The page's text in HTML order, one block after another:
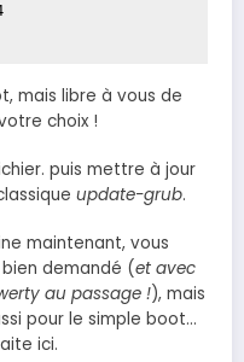
mais libre à vous de
choix !
puis mettre à jour
update-grub.
maintenant, vous
demandé (et avec
au passage !), mais
pour le simple boot…
ici.